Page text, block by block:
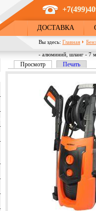
ДОСТАВКА
Вы здесь: Главная
- алюминий, шланг - 7
Главные вкладки
Просмотр (активная вкладка)
Печать